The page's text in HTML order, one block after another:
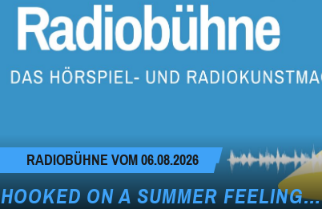
RADIOBÜHNE VOM 06.08.2026
HOOKED ON A SUMMER FEELING…